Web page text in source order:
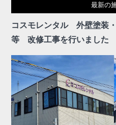
最新の
コスモレンタル 外壁塗装
等 改修工事を行いました